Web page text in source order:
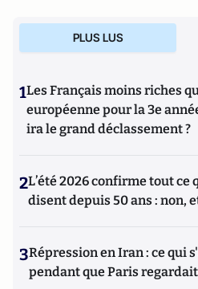
PLUS LUS
1Les Français moins riches
européenne pour la 3e
ira le grand déclassement ?
2L’été 2026 confirme tout ce
disent depuis 50 ans : non,
3Répression en Iran : ce qui
pendant que Paris